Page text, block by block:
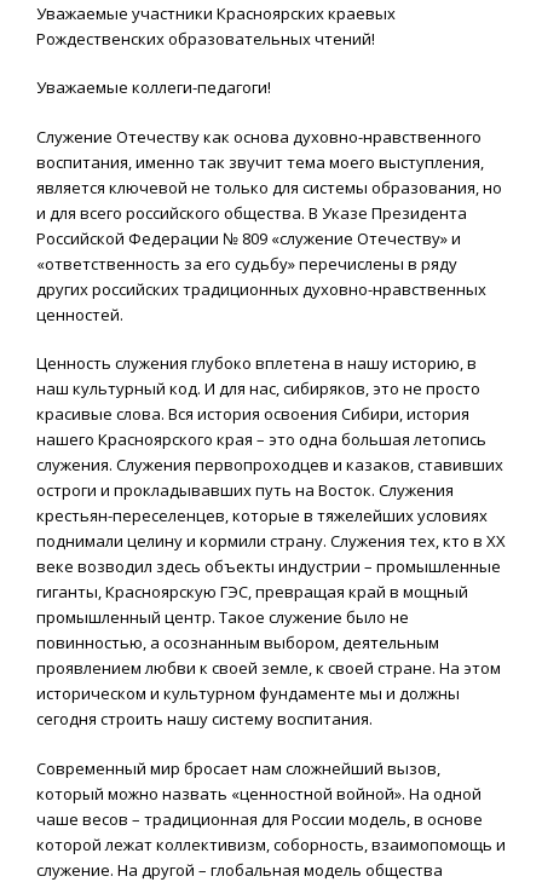
Уважаемые участники Красноярских краевых
Рождественских образовательных чтений!
Уважаемые коллеги-педагоги!
Служение Отечеству как основа духовно-нравственного
воспитания, именно так звучит тема моего выступления,
является ключевой не только для системы образования, но
и для всего российского общества. В Указе Президента
Российской Федерации № 809 «служение Отечеству» и
«ответственность за его судьбу» перечислены в ряду
других российских традиционных духовно-нравственных
ценностей.
Ценность служения глубоко вплетена в нашу историю, в
наш культурный код. И для нас, сибиряков, это не просто
красивые слова. Вся история освоения Сибири, история
нашего Красноярского края – это одна большая летопись
служения. Служения первопроходцев и казаков, ставивших
остроги и прокладывавших путь на Восток. Служения
крестьян-переселенцев, которые в тяжелейших условиях
поднимали целину и кормили страну. Служения тех, кто в XX
веке возводил здесь объекты индустрии – промышленные
гиганты, Красноярскую ГЭС, превращая край в мощный
промышленный центр. Такое служение было не
повинностью, а осознанным выбором, деятельным
проявлением любви к своей земле, к своей стране. На этом
историческом и культурном фундаменте мы и должны
сегодня строить нашу систему воспитания.
Современный мир бросает нам сложнейший вызов,
который можно назвать «ценностной войной». На одной
чаше весов – традиционная для России модель, в основе
которой лежат коллективизм, соборность, взаимопомощь и
служение. На другой – глобальная модель общества